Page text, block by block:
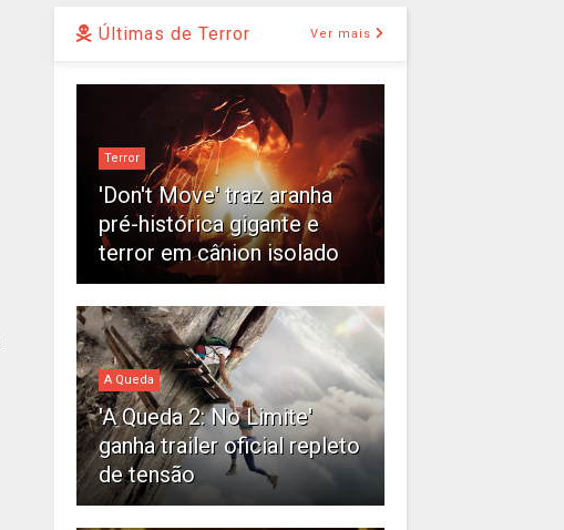
Últimas de Terror Ver mais
Terror
'Don't Move' traz aranha
pré-histórica gigante e
terror em cânion isolado
A Queda
'A Queda 2: No Limite'
ganha trailer oficial repleto
de tensão